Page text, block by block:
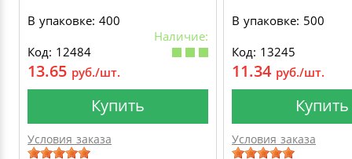
В упаковке: 400
Наличие:
Код: 12484
13.65 руб./шт.
Купить
Условия заказа
В упаковке: 500
Код: 13245
11.34 руб./шт.
Купить
Условия заказа